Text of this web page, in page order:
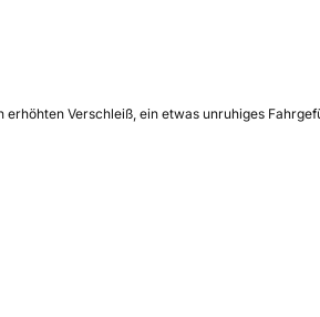
Verschleiß, ein etwas unruhiges